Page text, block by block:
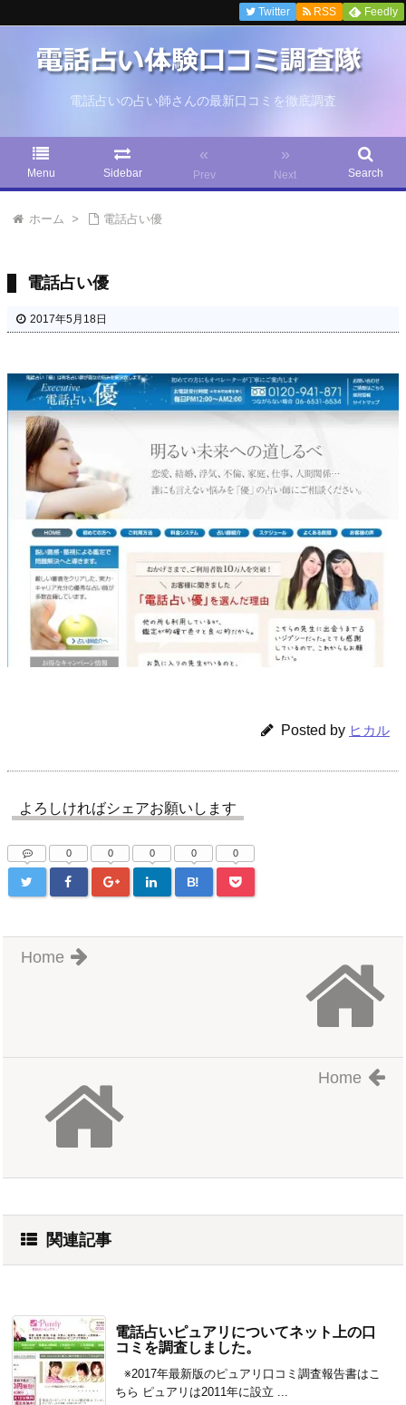
電話占いの占い師さんの最新口コミを徹底調査
Menu Sidebar
«
Prev
»
Next Search
Twitter RSS Feedly
ホーム > 電話占い優
電話占い優
2017年5月18日
Posted by ヒカル
よろしければシェアお願いします
0 0 0
B!
0 0
Home
Home
関連記事
電話占いピュアリについてネット上の口
コミを調査しました。
※2017年最新版のピュアリ口コミ調査報告書はこ
ちら ピュアリは2011年に設立 ...